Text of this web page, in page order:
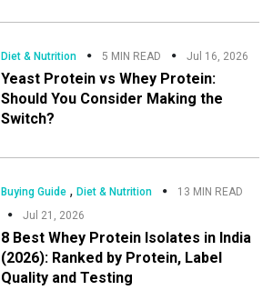
Diet & Nutrition 5 MIN READ Jul 16, 2026
Yeast Protein vs Whey Protein:
Should You Consider Making the
Switch?
Buying Guide ,Diet & Nutrition
13 MIN READ
Jul 21, 2026
8 Best Whey Protein Isolates in India
(2026): Ranked by Protein, Label
Quality and Testing